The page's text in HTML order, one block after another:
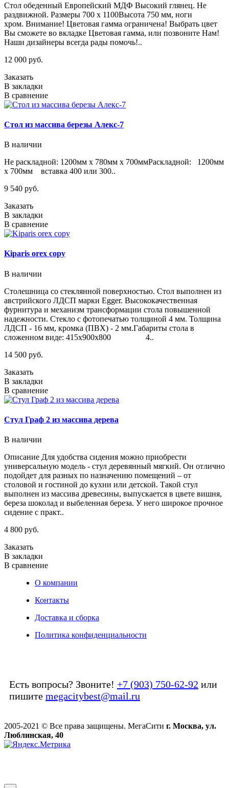
Стол обеденный Европейский МДФ Высокий глянец. Не
раздвижной. Размеры 700 х 1100Высота 750 мм, ноги
хром. Внимание! Цветовая гамма ограничена! Выбрать цвет
Вы сможете во вкладке Цветовая гамма, или позвоните Нам!
Наши дизайнеры всегда рады помочь!..
12 000 руб.
Заказать
В закладки
В сравнение
Стол из массива березы Алекс-7
В наличии
Не раскладной: 1200мм х 780мм х 700ммРаскладной: 1200мм
х 700мм вставка 400 или 300..
9 540 руб.
Заказать
В закладки
В сравнение
Kiparis orex copy
В наличии
Столешница со стеклянной поверхностью. Стол выполнен из
австрийского ЛДСП марки Egger. Высококачественная
фурнитура и механизм трансформации стола повышенной
надежности. Стекло с фотопечатью толщиной 4 мм. Толщина
ЛДСП - 16 мм, кромка (ПВХ) - 2 мм.Габариты стола в
сложенном виде: 415х900х800 4..
14 500 руб.
Заказать
В закладки
В сравнение
Стул Граф 2 из массива дерева
В наличии
Описание Для удобства сидения можно приобрести
универсальную модель - стул деревянный мягкий. Он отлично
подойдет для разных по назначению помещений – от
столовой и гостиной до кухни или детской. Такой стул
выполнен из массива древесины, выпускается в цвете вишня,
береза шоколад и выбеленная береза. У него широкое прочное
сидение с практ..
4 800 руб.
Заказать
В закладки
В сравнение
О компании
Контакты
Доставка и сборка
Политика конфиденциальности
Есть вопросы? Звоните! +7 (903) 750-62-92 или
пишите megacitybest@mail.ru
2005-2021 © Все права защищены. МегаСити г. Москва, ул.
Люблинская, 40